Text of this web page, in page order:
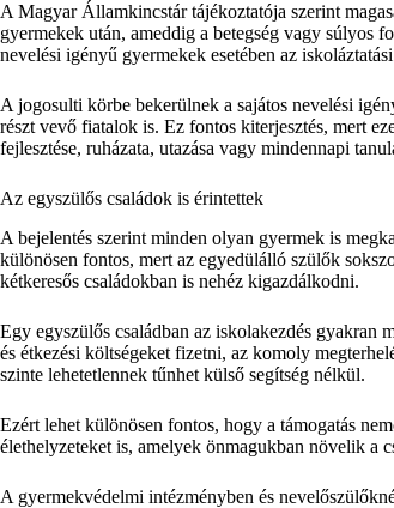
A Magyar Államkincstár tájékoztatója szerint
gyermekek után, ameddig a betegség vagy súlyos
nevelési igényű gyermekek esetében az
A jogosulti körbe bekerülnek a sajátos nevelési
részt vevő fiatalok is. Ez fontos kiterjesztés, mert
fejlesztése, ruházata, utazása vagy mindennapi
Az egyszülős családok is érintettek
A bejelentés szerint minden olyan gyermek is
különösen fontos, mert az egyedülálló szülők
kétkeresős családokban is nehéz kigazdálkodni.
Egy egyszülős családban az iskolakezdés gyakran
és étkezési költségeket fizetni, az komoly
szinte lehetetlennek tűnhet külső segítség nélkül.
Ezért lehet különösen fontos, hogy a támogatás
élethelyzeteket is, amelyek önmagukban növelik a
A gyermekvédelmi intézményben és